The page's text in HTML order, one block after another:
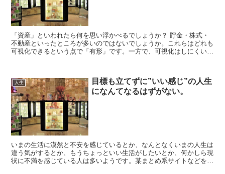
「資産」といわれたら何を思い浮かべるでしょうか？ 貯金・株式・
不動産といったところが多いのではないでしょうか。これらはどれも
可視化できるという点で「有形」です。一方で、可視化はしにくいも
人生
目標も立てずに”いい感じ”の人生
になんてなるはずがない。
いまの生活に漠然と不安を感じているとか、なんとなくいまの人生は
違う気がするとか、もうちょっといい生活がしたいとか、何かしら現
状に不満を感じている人は多いようです。某まとめ系サイトなどを見